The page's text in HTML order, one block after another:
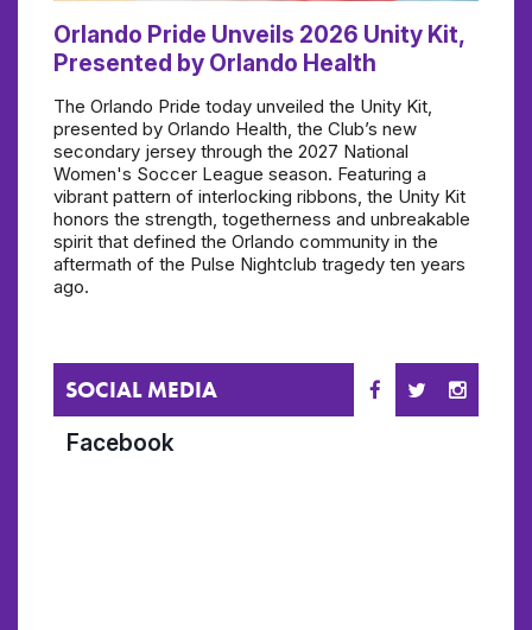
Orlando Pride Unveils 2026 Unity Kit,
Presented by Orlando Health
The Orlando Pride today unveiled the Unity Kit,
presented by Orlando Health, the Club’s new
secondary jersey through the 2027 National
Women's Soccer League season. Featuring a
vibrant pattern of interlocking ribbons, the Unity Kit
honors the strength, togetherness and unbreakable
spirit that defined the Orlando community in the
aftermath of the Pulse Nightclub tragedy ten years
ago.
SOCIAL MEDIA
Facebook